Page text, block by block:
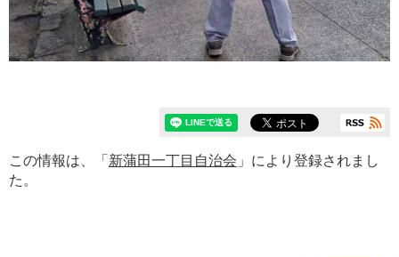
この情報は、「 新蒲田一丁目自治会 」により登録されまし
た。